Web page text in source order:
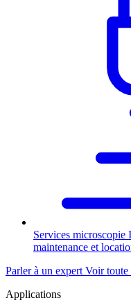
Services microscopie
maintenance et
Parler à un expert Voir toute
Applications